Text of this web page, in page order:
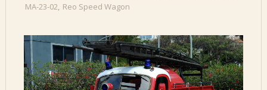
MA-23-02, Reo Speed Wagon